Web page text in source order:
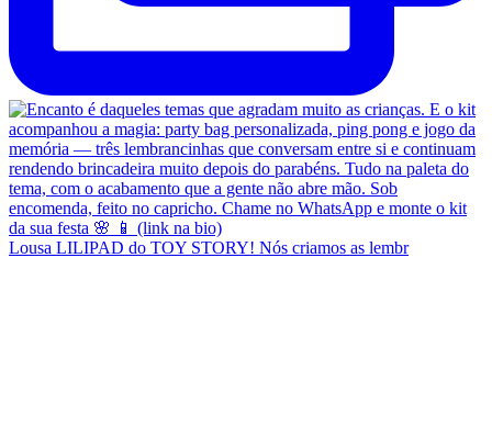
Lousa LILIPAD do TOY STORY! Nós criamos as lembr